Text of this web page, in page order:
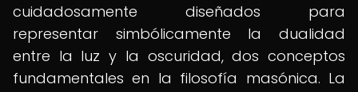
cuidadosamente diseñados para
representar simbólicamente la dualidad
entre la luz y la oscuridad, dos conceptos
fundamentales en la filosofía masónica. La